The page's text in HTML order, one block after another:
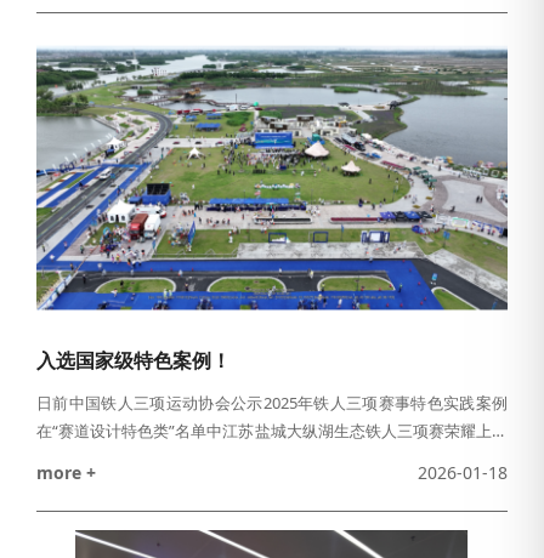
一次职业技能的提升培训，更是盐都文旅深耕服务品质、凝聚发展
合力的生动实践。此次培训打破传统理论授课模式，将课堂直接设
在蟒蛇河水上文化生态廊道的实景现场，培训老师围绕
入选国家级特色案例！
日前中国铁人三项运动协会公示2025年铁人三项赛事特色实践案例
在“赛道设计特色类”名单中江苏盐城大纵湖生态铁人三项赛荣耀上榜
区、蟒蛇河水上文化生态廊道独特赛道的极高褒奖赛事从未来水世
界启程作为发源于大纵湖的天然河道蟒蛇河犹如一条生态丝带串联
起水乡的呼吸与脉搏游泳赛段在蟒蛇河清澈的水域中展开自行车与
more + 2026-01-18